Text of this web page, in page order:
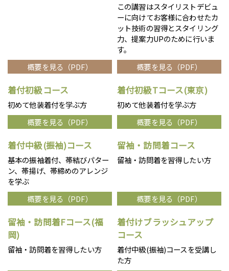
概要を見る（PDF）
この講習はスタイリストデビュ
ーに向けてお客様に合わせたカ
ット技術の習得とスタイリング
力、提案力UPのために行いま
す。
概要を見る（PDF）
着付初級コース
初めて他装着付を学ぶ方
概要を見る（PDF）
着付初級Tコース(東京)
初めて他装着付を学ぶ方
概要を見る（PDF）
着付中級(振袖)コース
基本の振袖着付、帯結びパター
ン、帯揚げ、帯締めのアレンジ
を学ぶ
概要を見る（PDF）
留袖・訪問着コース
留袖・訪問着を習得したい方
概要を見る（PDF）
留袖・訪問着Fコース(福
岡)
留袖・訪問着を習得したい方
着付けブラッシュアップ
コース
着付中級(振袖)コースを受講し
た方